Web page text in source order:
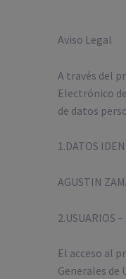
Aviso Legal
A través del
Electrónico
de datos
1.DATOS
AGUSTIN
2.USUARIOS
El acceso al
Generales de